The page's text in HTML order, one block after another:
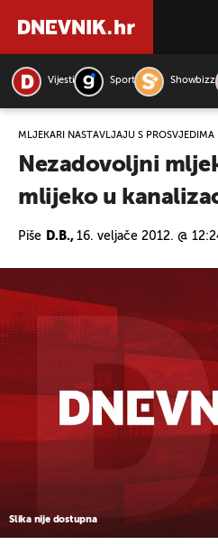
Vijesti Sport Showbizz
MLJEKARI NASTAVLJAJU S PROSVJEDIMA
Nezadovoljni
mlijeko u
Piše D.B., 16. veljače 2012. @
Slika nije dostupna
PRETRAŽITE VIJESTI